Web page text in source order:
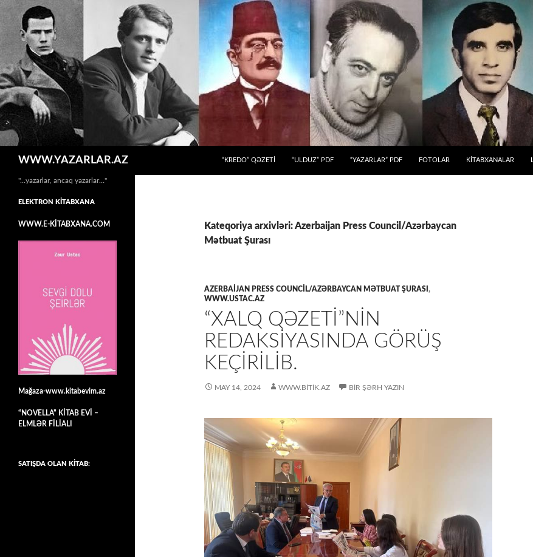
WWW.YAZARLAR.AZ
“KREDO” QƏZETİ
“ULDUZ” PDF “YAZARLAR” PDF FOTOLAR KİTABXANALAR
Kateqoriya arxivləri: Azerbaijan Press Council/Azərbaycan
Mətbuat Şurası
AZERBAIJAN PRESS COUNCIL/AZƏRBAYCAN MƏTBUAT ŞURASI ,
WWW.USTAC.AZ
“XALQ QƏZETI”NIN
REDAKSIYASINDA GÖRÜŞ
KEÇIRILIB.
MAY 14, 2024 WWW.BITIK.AZ BIR ŞƏRH YAZIN
"…yazarlar, ancaq yazarlar…"
ELEKTRON KİTABXANA
WWW.E-KİTABXANA.COM
Mağaza-www.kitabevim.az
“NOVELLA” KİTAB EVİ –
ELMLƏR FİLİALI
SATIŞDA OLAN KİTAB: